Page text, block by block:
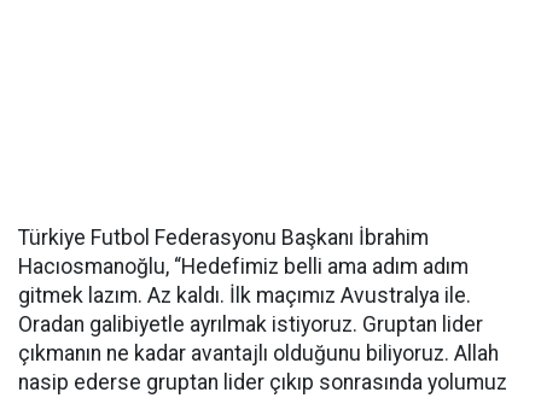
Türkiye Futbol Federasyonu Başkanı İbrahim
Hacıosmanoğlu, “Hedefimiz belli ama adım adım
gitmek lazım. Az kaldı. İlk maçımız Avustralya ile.
Oradan galibiyetle ayrılmak istiyoruz. Gruptan lider
çıkmanın ne kadar avantajlı olduğunu biliyoruz. Allah
nasip ederse gruptan lider çıkıp sonrasında yolumuz